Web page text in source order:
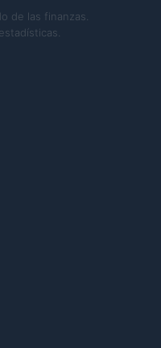
de las finanzas.